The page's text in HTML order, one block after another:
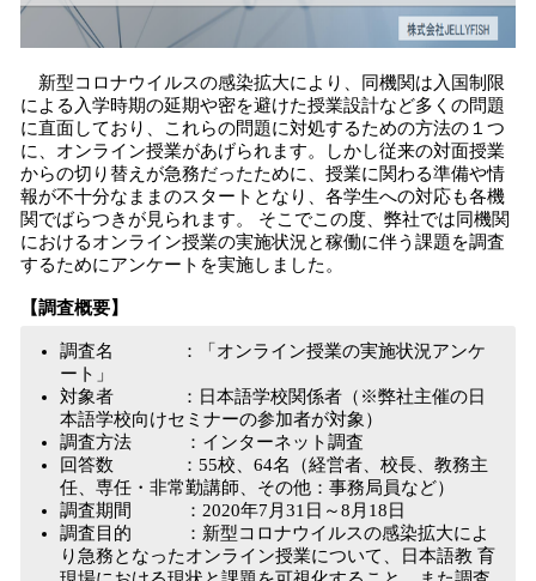
新型コロナウイルスの感染拡大により、同機関は入国制限
による入学時期の延期や密を避けた授業設計など多くの問題
に直面しており、これらの問題に対処するための方法の１つ
に、オンライン授業があげられます。しかし従来の対面授業
からの切り替えが急務だったために、授業に関わる準備や情
報が不十分なままのスタートとなり、各学生への対応も各機
関でばらつきが見られます。 そこでこの度、弊社では同機関
におけるオンライン授業の実施状況と稼働に伴う課題を調査
するためにアンケートを実施しました。
【調査概要】
調査名 ：「オンライン授業の実施状況アンケ
ート」
対象者 ：日本語学校関係者（※弊社主催の日
本語学校向けセミナーの参加者が対象）
調査方法 ：インターネット調査
回答数 ：55校、64名（経営者、校長、教務主
任、専任・非常勤講師、その他：事務局員など）
調査期間 ：2020年7月31日～8月18日
調査目的 ：新型コロナウイルスの感染拡大によ
り急務となったオンライン授業について、日本語教 育